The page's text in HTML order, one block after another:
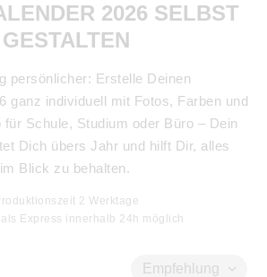
2026 SELBST
GESTALTEN
persönlicher: Erstelle Deinen
ganz individuell mit Fotos, Farben und
Schule, Studium oder Büro – Dein
Dich übers Jahr und hilft Dir, alles
Blick zu behalten.
2 Werktage
als Express innerhalb 24h möglich
Empfehlung